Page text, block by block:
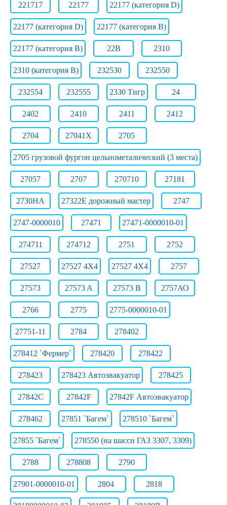
221717 22177 22177 (категория D)
22177 (категория D) 22177 (категория В)
22177 (категория В) 22B 2310
2310 (категория B) 232530 232550
232554 232555 2330 Тигр 24
2402 2410 2411 2412
2704 27041Х 2705
2705 грузовой фургон цельнометалический (3 места)
27057 2707 270710 27181
2730НА 27322E дорожный мастер 2747
2747-0000010 27471 27471-0000010-01
274711 274712 2751 2752
27527 27527 4X4 27527 4X4 2757
27573 27573 A 27573 B 2757АО
2766 2775 2775-0000010-01
27751-11 2784 278402
278412 `Фермер` 278420 278422
278423 278423 Автоэвакуатор 278425
27842C 27842F 27842F Автоэвакуатор
278462 27851 `Багем` 278510 `Багем`
27855 `Багем` 278550 (на шасси ГАЗ 3307, 3309)
2788 278808 2790
27901-0000010-01 2804 2818